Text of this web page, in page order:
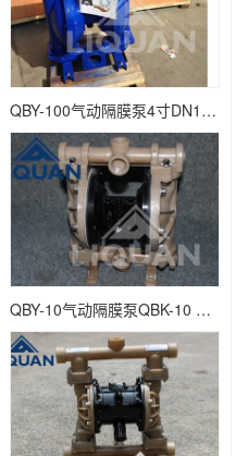
QBY-100气动隔膜泵4寸DN100 QBK-100
QBY-10气动隔膜泵QBK-10 DN10